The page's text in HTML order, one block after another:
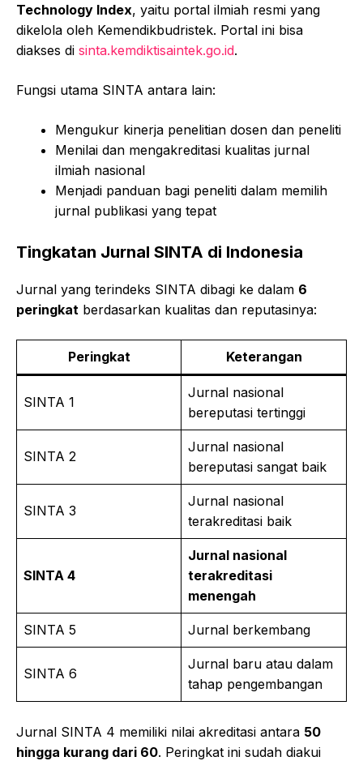
Technology Index, yaitu portal ilmiah resmi yang
dikelola oleh Kemendikbudristek. Portal ini bisa
diakses di sinta.kemdiktisaintek.go.id.
Fungsi utama SINTA antara lain:
Mengukur kinerja penelitian dosen dan peneliti
Menilai dan mengakreditasi kualitas jurnal
ilmiah nasional
Menjadi panduan bagi peneliti dalam memilih
jurnal publikasi yang tepat
Tingkatan Jurnal SINTA di Indonesia
Jurnal yang terindeks SINTA dibagi ke dalam 6
peringkat berdasarkan kualitas dan reputasinya:
Peringkat Keterangan
SINTA 1
Jurnal nasional
bereputasi tertinggi
SINTA 2
Jurnal nasional
bereputasi sangat baik
SINTA 3
Jurnal nasional
terakreditasi baik
SINTA 4
Jurnal nasional
terakreditasi
menengah
SINTA 5 Jurnal berkembang
SINTA 6
Jurnal baru atau dalam
tahap pengembangan
Jurnal SINTA 4 memiliki nilai akreditasi antara 50
hingga kurang dari 60. Peringkat ini sudah diakui